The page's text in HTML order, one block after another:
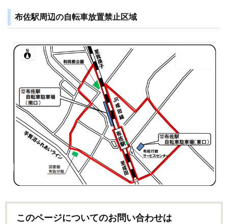
布佐駅周辺の自転車放置禁止区域
このページについてのお問い合わせは